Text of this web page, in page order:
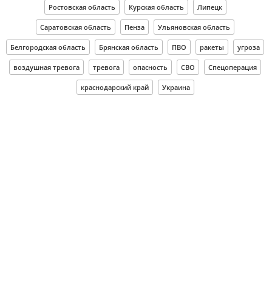
Ростовская область Курская область Липецк
Саратовская область Пенза Ульяновская область
Белгородская область Брянская область ПВО ракеты угроза
воздушная тревога тревога опасность СВО Спецоперация
краснодарский край Украина